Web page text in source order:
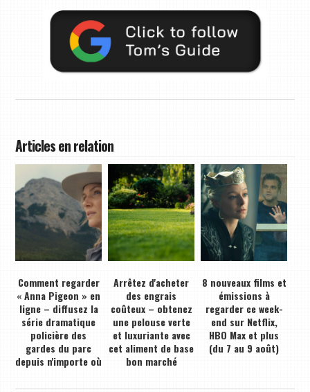
Articles en relation
Comment regarder
« Anna Pigeon » en
ligne – diffusez la
série dramatique
policière des
gardes du parc
depuis n'importe où
Arrêtez d'acheter
des engrais
coûteux – obtenez
une pelouse verte
et luxuriante avec
cet aliment de base
bon marché
8 nouveaux films et
émissions à
regarder ce week-
end sur Netflix,
HBO Max et plus
(du 7 au 9 août)